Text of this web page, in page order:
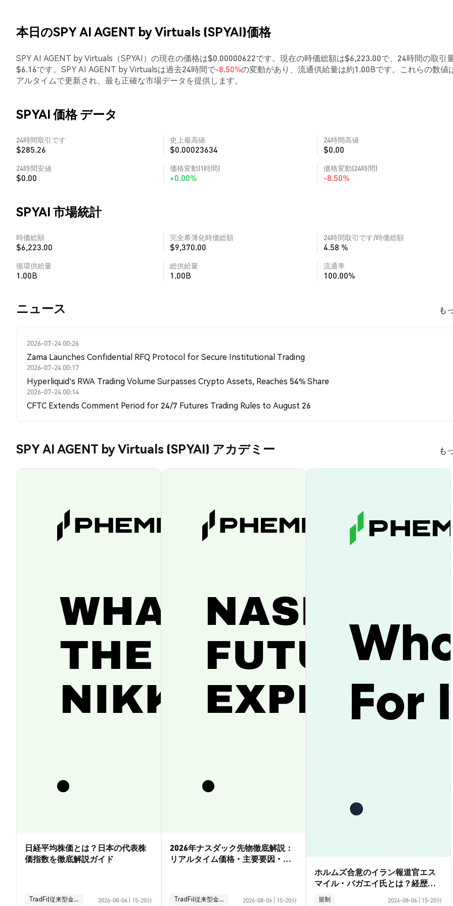
本日のSPY AI AGENT by Virtuals (SPYAI)価格
SPY AI AGENT by Virtuals（SPYAI）の現在の価格は$0.00000622です。現在の時価総額は$6,223.00で、24時間の取引
$6.16です。SPY AI AGENT by Virtualsは過去24時間で-8.50%の変動があり、流通供給量は約1.00Bです。これらの数値
アルタイムで更新され、最も正確な市場データを提供します。
SPYAI 価格 データ
24時間取引です
$285.26
史上最高値
$0.00023634
24時間高値
$0.00
24時間安値
$0.00
価格変動(1時間)
+0.00%
価格変動(24時間)
-8.50%
SPYAI 市場統計
時価総額
$6,223.00
完全希薄化時価総額
$9,370.00
24時間取引です/時価総額
4.58 %
循環供給量
1.00B
総供給量
1.00B
流通率
100.00%
​​ニュース​​ も
2026-07-24 00:26
Zama Launches Confidential RFQ Protocol for Secure Institutional Trading
2026-07-24 00:17
Hyperliquid's RWA Trading Volume Surpasses Crypto Assets, Reaches 54% Share
2026-07-24 00:14
CFTC Extends Comment Period for 24/7 Futures Trading Rules to August 26
SPY AI AGENT by Virtuals (SPYAI) アカデミー も
日経平均株価とは？日本の代表株
価指数を徹底解説ガイド
TradFi(従来型金融) 2026-08-06 15-20分
2026年ナスダック先物徹底解説：
リアルタイム価格・主要要因・取
TradFi(従来型金融) 2026-08-06 15-20分
ホルムズ合意のイラン報道官エス
マイル・バガエイ氏とは？経歴ガ
イド
規制 2026-08-06 15-20分